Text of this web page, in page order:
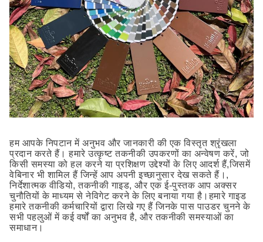
हम आपके निपटान में अनुभव और जानकारी की एक विस्तृत श्रृंखला
प्रदान करते हैं। हमारे उत्कृष्ट तकनीकी उपकरणों का अन्वेषण करें, जो
किसी समस्या को हल करने या प्रशिक्षण उद्देश्यों के लिए आदर्श हैं,जिसमें
वेबिनार भी शामिल हैं जिन्हें आप अपनी इच्छानुसार देख सकते हैं।,
निर्देशात्मक वीडियो, तकनीकी गाइड, और एक ई-पुस्तक आप अक्सर
चुनौतियों के माध्यम से नेविगेट करने के लिए बनाया गया है।हमारे गाइड
हमारे तकनीकी कर्मचारियों द्वारा लिखे गए हैं जिनके पास पाउडर चुनने के
सभी पहलुओं में कई वर्षों का अनुभव है, और तकनीकी समस्याओं का
समाधान।